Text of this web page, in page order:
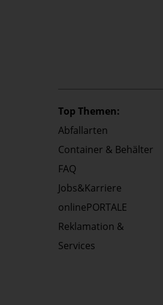
Top Themen:
Abfallarten
Container & Behälter
FAQ
Jobs&Karriere
onlinePORTALE
Reklamation &
Services